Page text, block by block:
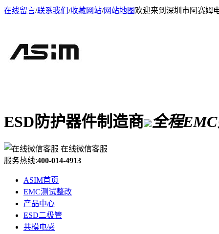
在线留言/联系我们 /收藏网站/网站地图欢迎来到深圳市阿赛姆
ESD防护器件制造商 全程
在线微信客服
服务热线:400-014-4913
ASIM首页
EMC测试整改
产品中心
ESD二极管
共模电感